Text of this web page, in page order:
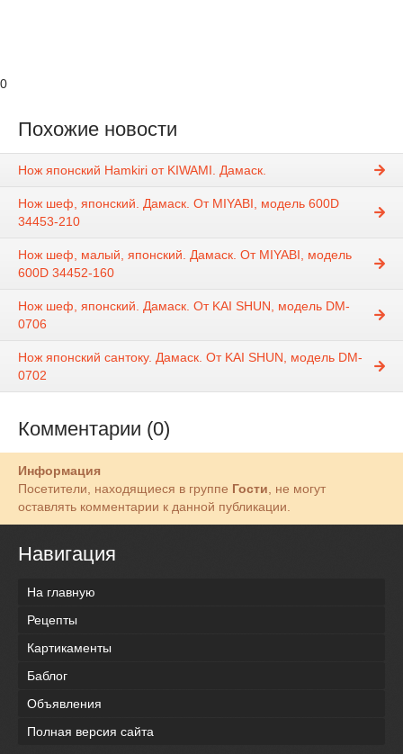
0
Похожие новости
Нож японский Hamkiri от KIWAMI. Дамаск.
Нож шеф, японский. Дамаск. От MIYABI, модель 600D
34453-210
Нож шеф, малый, японский. Дамаск. От MIYABI, модель
600D 34452-160
Нож шеф, японский. Дамаск. От KAI SHUN, модель DM-
0706
Нож японский сантоку. Дамаск. От KAI SHUN, модель DM-
0702
Комментарии (0)
Информация
Посетители, находящиеся в группе Гости, не могут
оставлять комментарии к данной публикации.
Навигация
На главную
Рецепты
Картикаменты
Баблог
Объявления
Полная версия сайта